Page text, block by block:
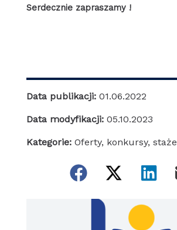
Serdecznie zapraszamy !
Data publikacji: 01.06.2022
Data modyfikacji: 05.10.2023
Kategorie: Oferty, konkursy, staże